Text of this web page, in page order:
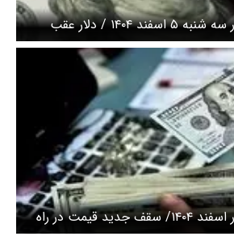
پیش بینی قیمت دلار سه شنبه ۵ اسفند ۱۴۰۴ / دلار عقب
پیش بینی قیمت دلار اسفند ۱۴۰۴/ سقف جدید قیمت در راه